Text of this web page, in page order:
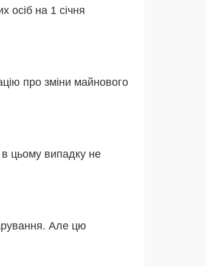
осіб на 1 січня
про зміни майнового
в цьому випадку не
Але цю